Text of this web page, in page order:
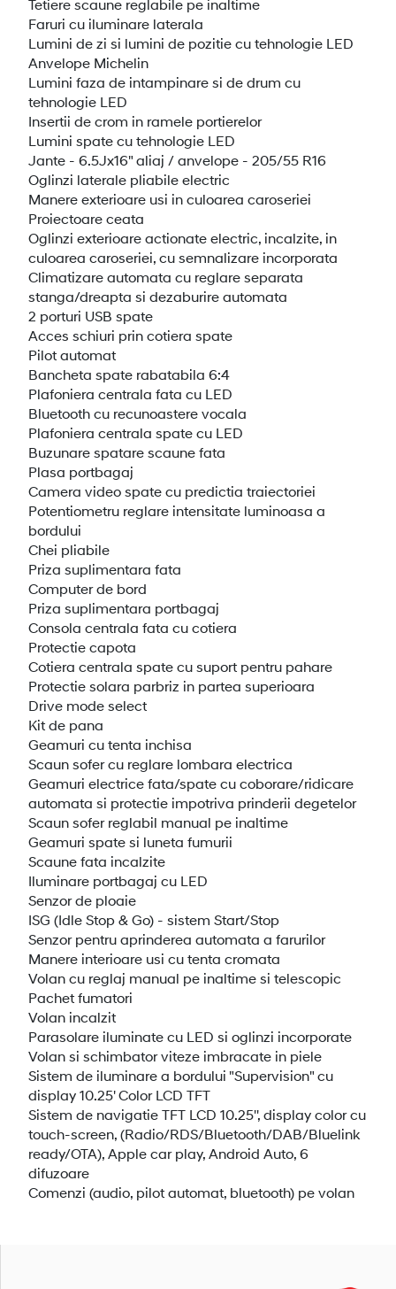
Tetiere scaune reglabile pe inaltime
Faruri cu iluminare laterala
Lumini de zi si lumini de pozitie cu tehnologie LED
Anvelope Michelin
Lumini faza de intampinare si de drum cu
tehnologie LED
Insertii de crom in ramele portierelor
Lumini spate cu tehnologie LED
Jante - 6.5Jx16" aliaj / anvelope - 205/55 R16
Oglinzi laterale pliabile electric
Manere exterioare usi in culoarea caroseriei
Proiectoare ceata
Oglinzi exterioare actionate electric, incalzite, in
culoarea caroseriei, cu semnalizare incorporata
Climatizare automata cu reglare separata
stanga/dreapta si dezaburire automata
2 porturi USB spate
Acces schiuri prin cotiera spate
Pilot automat
Bancheta spate rabatabila 6:4
Plafoniera centrala fata cu LED
Bluetooth cu recunoastere vocala
Plafoniera centrala spate cu LED
Buzunare spatare scaune fata
Plasa portbagaj
Camera video spate cu predictia traiectoriei
Potentiometru reglare intensitate luminoasa a
bordului
Chei pliabile
Priza suplimentara fata
Computer de bord
Priza suplimentara portbagaj
Consola centrala fata cu cotiera
Protectie capota
Cotiera centrala spate cu suport pentru pahare
Protectie solara parbriz in partea superioara
Drive mode select
Kit de pana
Geamuri cu tenta inchisa
Scaun sofer cu reglare lombara electrica
Geamuri electrice fata/spate cu coborare/ridicare
automata si protectie impotriva prinderii degetelor
Scaun sofer reglabil manual pe inaltime
Geamuri spate si luneta fumurii
Scaune fata incalzite
Iluminare portbagaj cu LED
Senzor de ploaie
ISG (Idle Stop & Go) - sistem Start/Stop
Senzor pentru aprinderea automata a farurilor
Manere interioare usi cu tenta cromata
Volan cu reglaj manual pe inaltime si telescopic
Pachet fumatori
Volan incalzit
Parasolare iluminate cu LED si oglinzi incorporate
Volan si schimbator viteze imbracate in piele
Sistem de iluminare a bordului "Supervision" cu
display 10.25' Color LCD TFT
Sistem de navigatie TFT LCD 10.25'', display color cu
touch-screen, (Radio/RDS/Bluetooth/DAB/Bluelink
ready/OTA), Apple car play, Android Auto, 6
difuzoare
Comenzi (audio, pilot automat, bluetooth) pe volan